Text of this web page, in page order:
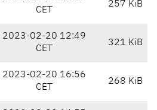
CET
257 KiB
2023-02-20 12:49
CET
321 KiB
2023-02-20 16:56
CET
268 KiB